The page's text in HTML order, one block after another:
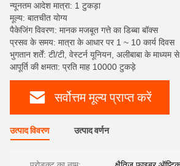
न्यूनतम आदेश मात्रा: 1 टुकड़ा
मूल्य: बातचीत योग्य
पैकेजिंग विवरण: मानक मजबूत गत्ते का डिब्बा बॉक्स
प्रसव के समय: मात्रा के आधार पर 1 ~ 10 कार्य दिवस
भुगतान शर्तें: टी/टी, वेस्टर्न यूनियन, अलीबाबा के माध्यम
आपूर्ति की क्षमता: प्रति माह 10000 टुकड़े
सर्वोत्तम मूल्य प्राप्त करें
उत्पाद विवरण उत्पाद वर्णन